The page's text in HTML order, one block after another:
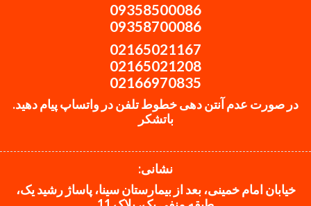
09358500086
09358700086
02165021167
02165021208
02166970835
در صورت عدم آنتن دهی خطوط تلفن در واتساپ پیام دهید.
باتشکر
نشانی:
خیابان امام خمینی، بعد از بیمارستان سینا، پاساژ رشید یک،